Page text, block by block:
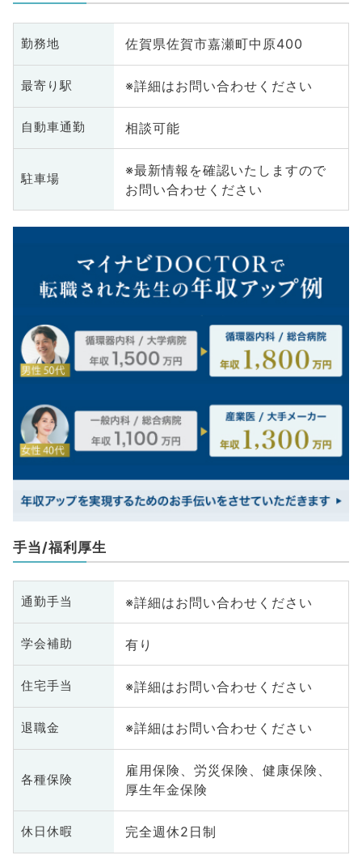
勤務地 佐賀県佐賀市嘉瀬町中原400
最寄り駅 ※詳細はお問い合わせください
自動車通勤 相談可能
駐車場
※最新情報を確認いたしますので
お問い合わせください
手当/福利厚生
通勤手当 ※詳細はお問い合わせください
学会補助 有り
住宅手当 ※詳細はお問い合わせください
退職金 ※詳細はお問い合わせください
各種保険
雇用保険、労災保険、健康保険、
厚生年金保険
休日休暇 完全週休2日制